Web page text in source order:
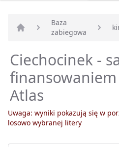
Strona główna
Baza
zabiegowa
Ciechocinek -
Atlas
Uwaga: wyniki pokazują się w
losowo wybranej litery